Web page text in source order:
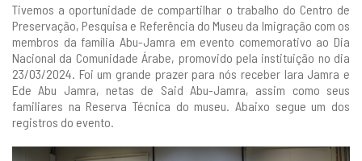
Tivemos a oportunidade de compartilhar o trabalho do Centro de
Preservação, Pesquisa e Referência do Museu da Imigração com os
membros da família Abu-Jamra em evento comemorativo ao Dia
Nacional da Comunidade Árabe, promovido pela instituição no dia
23/03/2024. Foi um grande prazer para nós receber Iara Jamra e
Ede Abu Jamra, netas de Said Abu-Jamra, assim como seus
familiares na Reserva Técnica do museu. Abaixo segue um dos
registros do evento.